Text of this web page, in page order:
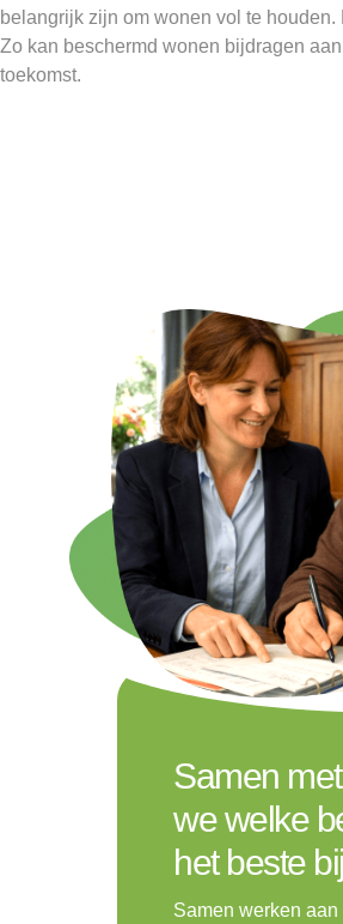
belangrijk zijn om wonen vol te
Zo kan beschermd wonen bijdragen
toekomst.
Samen
we welke
het beste
Samen werken